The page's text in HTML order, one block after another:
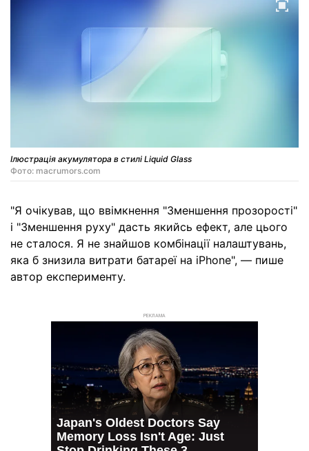
Ілюстрація акумулятора в стилі Liquid Glass
Фото: macrumors.com
"Я очікував, що ввімкнення "Зменшення прозорості"
і "Зменшення руху" дасть якийсь ефект, але цього
не сталося. Я не знайшов комбінації налаштувань,
яка б знизила витрати батареї на iPhone", — пише
автор експерименту.
РЕКЛАМА